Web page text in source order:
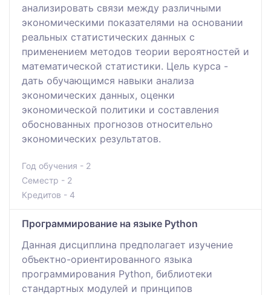
анализировать связи между различными
экономическими показателями на основании
реальных статистических данных с
применением методов теории вероятностей и
математической статистики. Цель курса -
дать обучающимся навыки анализа
экономических данных, оценки
экономической политики и составления
обоснованных прогнозов относительно
экономических результатов.
Год обучения - 2
Семестр - 2
Кредитов - 4
Программирование на языке Python
Данная дисциплина предполагает изучение
объектно-ориентированного языка
программирования Python, библиотеки
стандартных модулей и принципов